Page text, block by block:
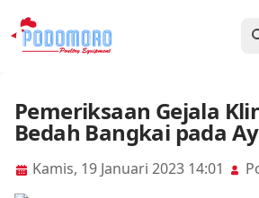
Pemeriksaan Gejala
Bedah Bangkai pada
Kamis, 19 Januari 2023 14:01